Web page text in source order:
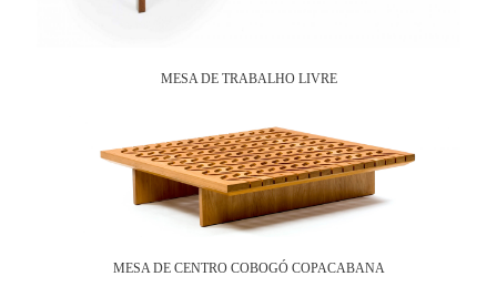
MESA DE TRABALHO LIVRE
MESA DE CENTRO COBOGÓ COPACABANA